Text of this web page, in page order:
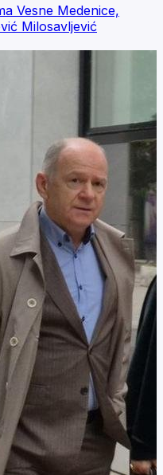
Vesne Medenice,
Milosavljević